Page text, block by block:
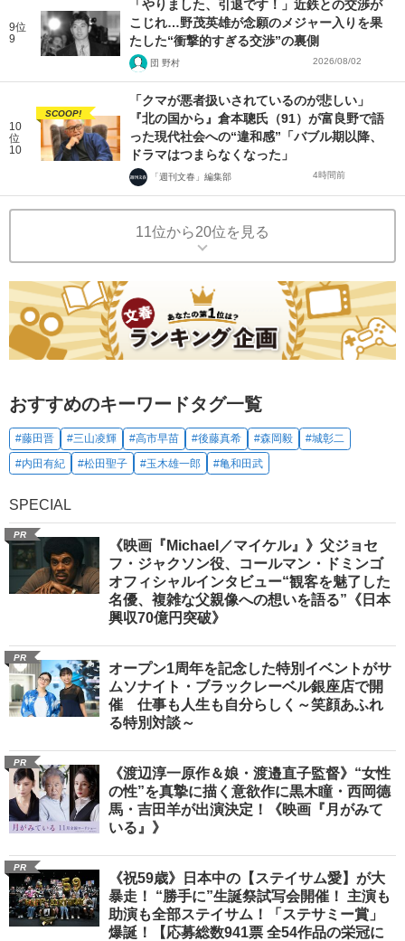
9位
9
「やりました、引退です！」近鉄との交渉が
こじれ…野茂英雄が念願のメジャー入りを果
たした“衝撃的すぎる交渉”の裏側
団 野村 2026/08/02
10
位
10
SCOOP!
「クマが悪者扱いされているのが悲しい」
『北の国から』倉本聰氏（91）が富良野で語
った現代社会への“違和感”「バブル期以降、
ドラマはつまらなくなった」
「週刊文春」編集部 4時間前
11位から20位を見る
おすすめのキーワードタグ一覧
#藤田晋 #三山凌輝 #高市早苗 #後藤真希 #森岡毅
#城彰二
#内田有紀
#松田聖子 #玉木雄一郎 #亀和田武
SPECIAL
PR
《映画『Michael／マイケル』》父ジョセ
フ・ジャクソン役、コールマン・ドミンゴ
オフィシャルインタビュー“観客を魅了した
名優、複雑な父親像への想いを語る”《日本
興収70億円突破》
PR
オープン1周年を記念した特別イベントがサ
ムソナイト・ブラックレーベル銀座店で開
催 仕事も人生も自分らしく～笑顔あふれ
る特別対談～
PR
《渡辺淳一原作＆娘・渡邉直子監督》“女性
の性”を真摯に描く意欲作に黒木瞳・西岡德
馬・吉田羊が出演決定！《映画『月がみて
いる』》
PR
《祝59歳》日本中の【ステイサム愛】が大
暴走！ “勝手に”生誕祭試写会開催！ 主演も
助演も全部ステイサム！「ステサミー賞」
爆誕！【応募総数941票 全54作品の栄冠に